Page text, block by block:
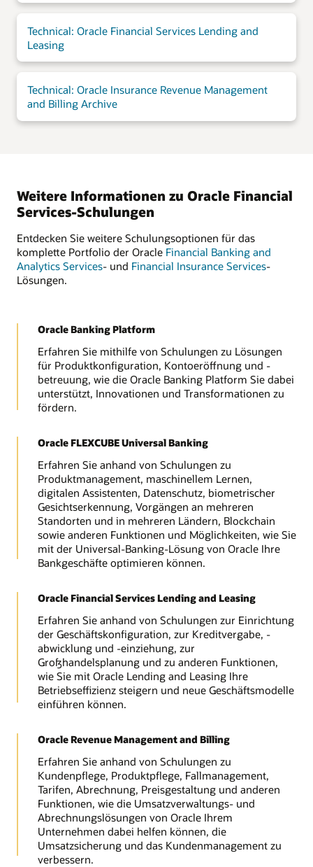
Technical: Oracle Financial Services Lending and
Leasing
Technical: Oracle Insurance Revenue Management
and Billing Archive
Weitere Informationen zu Oracle Financial
Services-Schulungen
Entdecken Sie weitere Schulungsoptionen für das
komplette Portfolio der Oracle Financial Banking and
Analytics Services- und Financial Insurance Services-
Lösungen.
Oracle Banking Platform
Erfahren Sie mithilfe von Schulungen zu Lösungen
für Produktkonfiguration, Kontoeröffnung und -
betreuung, wie die Oracle Banking Platform Sie dabei
unterstützt, Innovationen und Transformationen zu
fördern.
Oracle FLEXCUBE Universal Banking
Erfahren Sie anhand von Schulungen zu
Produktmanagement, maschinellem Lernen,
digitalen Assistenten, Datenschutz, biometrischer
Gesichtserkennung, Vorgängen an mehreren
Standorten und in mehreren Ländern, Blockchain
sowie anderen Funktionen und Möglichkeiten, wie Sie
mit der Universal-Banking-Lösung von Oracle Ihre
Bankgeschäfte optimieren können.
Oracle Financial Services Lending and Leasing
Erfahren Sie anhand von Schulungen zur Einrichtung
der Geschäftskonfiguration, zur Kreditvergabe, -
abwicklung und -einziehung, zur
Großhandelsplanung und zu anderen Funktionen,
wie Sie mit Oracle Lending and Leasing Ihre
Betriebseffizienz steigern und neue Geschäftsmodelle
einführen können.
Oracle Revenue Management and Billing
Erfahren Sie anhand von Schulungen zu
Kundenpflege, Produktpflege, Fallmanagement,
Tarifen, Abrechnung, Preisgestaltung und anderen
Funktionen, wie die Umsatzverwaltungs- und
Abrechnungslösungen von Oracle Ihrem
Unternehmen dabei helfen können, die
Umsatzsicherung und das Kundenmanagement zu
verbessern.